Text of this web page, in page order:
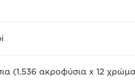
(1.536 ακροφύσια x 12